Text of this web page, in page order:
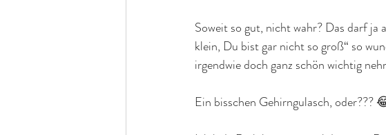
Soweit so gut, nicht wahr? Das darf ja
klein, Du bist gar nicht so groß“ so
irgendwie doch ganz schön wichtig
Ein bisschen Gehirngulasch, oder???